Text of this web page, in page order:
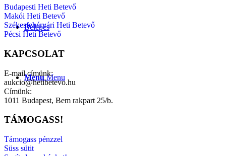
Belépés
Menu Menu
Budapesti Heti Betevő
Makói Heti Betevő
Székesfehérvári Heti Betevő
Pécsi Heti Betevő
KAPCSOLAT
E-mail címünk:
aukcio@hetibetevo.hu
Címünk:
1011 Budapest, Bem rakpart 25/b.
TÁMOGASS!
Támogass pénzzel
Süss sütit